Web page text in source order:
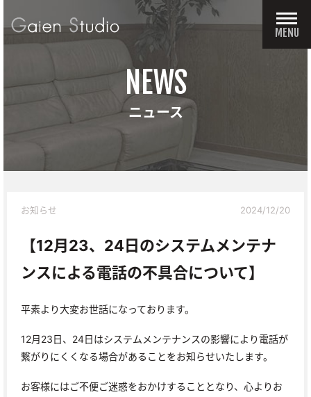
MENU
NEWS
ニュース
お知らせ 2024/12/20
【12月23、24日のシステムメンテナ
ンスによる電話の不具合について】
平素より大変お世話になっております。
12月23日、24日はシステムメンテナンスの影響により電話が
繋がりにくくなる場合があることをお知らせいたします。
お客様にはご不便ご迷惑をおかけすることとなり、心よりお